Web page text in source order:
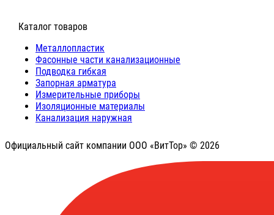
⠀Каталог товаров
Металлопластик
Фасонные части канализационные
Подводка гибкая
Запорная арматура
Измерительные приборы
Изоляционные материалы
Канализация наружная
Официальный сайт компании ООО «ВитТор» © 2026